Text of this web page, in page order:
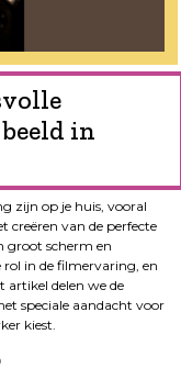
in
zijn op je huis, vooral
creëren van de perfecte
groot scherm en
rol in de filmervaring, en
artikel delen we de
speciale aandacht voor
kiest.